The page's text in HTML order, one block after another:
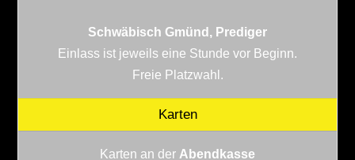
Schwäbisch Gmünd, Prediger
Einlass ist jeweils eine Stunde vor Beginn.
Freie Platzwahl.
Karten
Karten an der Abendkasse